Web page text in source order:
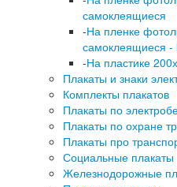
самоклеящиеся
-На пленке
самоклеящиеся
-На пластике
Плакаты и знаки
Комплекты плакатов
Плакаты по
Плакаты по охране
Плакаты про
Социальные плакаты
Железнодорожные